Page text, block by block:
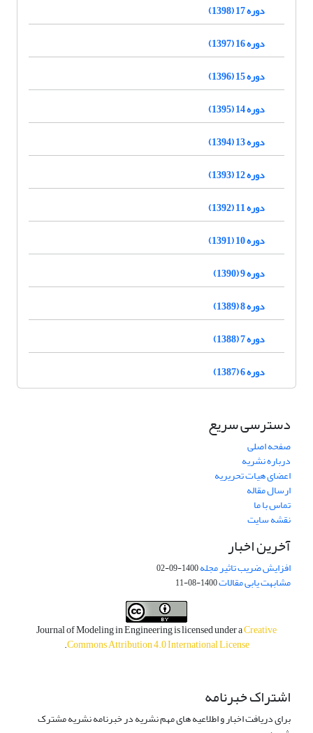
دوره 17 (1398)
دوره 16 (1397)
دوره 15 (1396)
دوره 14 (1395)
دوره 13 (1394)
دوره 12 (1393)
دوره 11 (1392)
دوره 10 (1391)
دوره 9 (1390)
دوره 8 (1389)
دوره 7 (1388)
دوره 6 (1387)
دسترسی سریع
صفحه اصلی
درباره نشریه
اعضای هیات تحریریه
ارسال مقاله
تماس با ما
نقشه سایت
آخرین اخبار
افزایش ضریب تاثیر مجله1400-09-02
مشابهت یابی مقالات1400-08-11
Journal of Modeling in Engineering is licensed under aCreative
Commons Attribution 4.0 International License
.
اشتراک خبرنامه
برای دریافت اخبار و اطلاعیه های مهم نشریه در خبرنامه نشریه مشترک